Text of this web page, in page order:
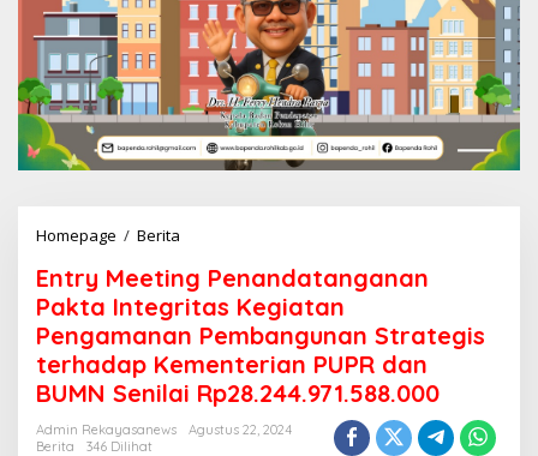
Homepage / Berita
t
r
y
M
e
e
t
Entry Meeting Penandatanganan
Pakta Integritas Kegiatan
Pengamanan Pembangunan Strategis
terhadap Kementerian PUPR dan
BUMN Senilai Rp28.244.971.588.000
Admin Rekayasanews
Agustus 22, 2024
Berita
346 Dilihat